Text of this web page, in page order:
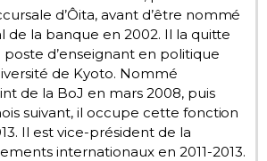
d’Ôita, avant d’être nommé
de la banque en 2002. Il la quitte
d’enseignant en politique
de Kyoto. Nommé
de la BoJ en mars 2008, puis
suivant, il occupe cette fonction
Il est vice-président de la
internationaux en 2011-2013.